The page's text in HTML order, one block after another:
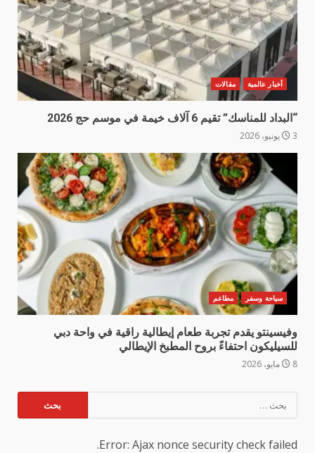
أخبار عالمية مقالات
“البداد للمناسك” تقيم 6 آلاف خيمة في موسم حج 2026
3 يونيو، 2026
سياحة وسفر مطاعم
وفيسينتو يقدم تجربة طعام إيطالية راقية في واحة دبي
للسيليكون احتفاءً بروح المطبخ الإيطالي
8 مايو، 2026
عن:
Error: Ajax nonce security check failed.